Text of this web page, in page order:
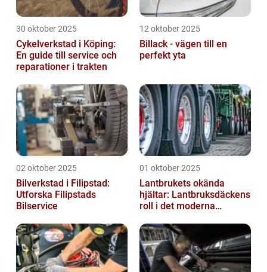
30 oktober 2025
Cykelverkstad i Köping:
En guide till service och
reparationer i trakten
12 oktober 2025
Billack - vägen till en
perfekt yta
02 oktober 2025
Bilverkstad i Filipstad:
Utforska Filipstads
Bilservice
01 oktober 2025
Lantbrukets okända
hjältar: Lantbruksdäckens
roll i det moderna